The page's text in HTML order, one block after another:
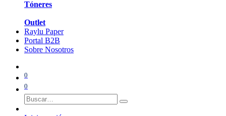
Tóneres
Outlet
Raylu Paper
Portal B2B
Sobre Nosotros
0
0